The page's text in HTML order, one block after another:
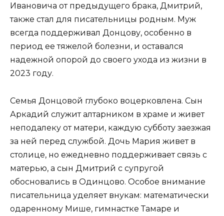
Ивановича от предыдущего брака, Дмитрий,
также стал для писательницы родным. Муж
всегда поддерживал Донцову, особенно в
период ее тяжелой болезни, и оставался
надежной опорой до своего ухода из жизни в
2023 году.
Семья Донцовой глубоко воцерковлена. Сын
Аркадий служит алтарником в храме и живет
неподалеку от матери, каждую субботу заезжая
за ней перед службой. Дочь Мария живет в
столице, но ежедневно поддерживает связь с
матерью, а сын Дмитрий с супругой
обосновались в Одинцово. Особое внимание
писательница уделяет внукам: математически
одаренному Мише, гимнастке Тамаре и